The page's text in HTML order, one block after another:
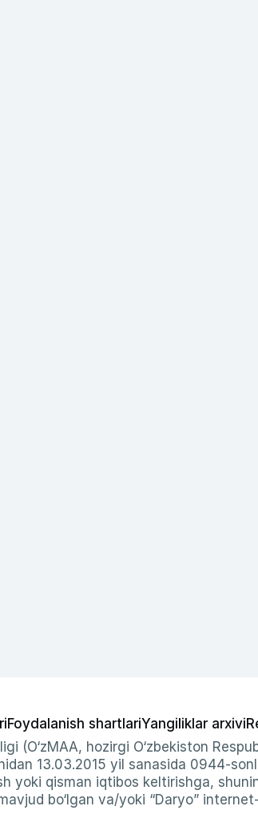
Foydalanish shartlariYangiliklar arxivi
(O‘zMAA, hozirgi O‘zbekiston
13.03.2015 yil sanasida 0944-
yoki qisman iqtibos keltirishga,
bo‘lgan va/yoki “Daryo”